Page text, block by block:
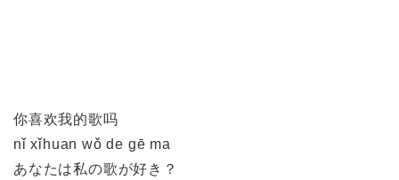
你喜欢我的歌吗
nǐ xǐhuan wǒ de gē ma
あなたは私の歌が好き？